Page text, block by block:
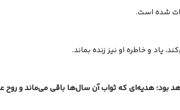
شده است.
یاد و خاطره او نیز زنده بماند.
بود؛ هدیه‌ای که ثواب آن سال‌ها باقی می‌ماند و روح